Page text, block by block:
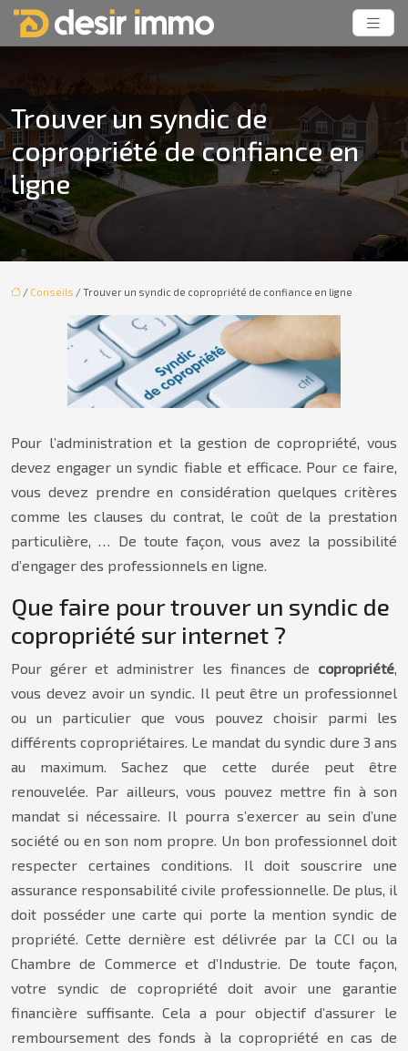
Trouver un syndic de
copropriété de confiance en
ligne
/ Conseils / Trouver un syndic de copropriété de confiance en ligne
Pour l’administration et la gestion de copropriété, vous
devez engager un syndic fiable et efficace. Pour ce faire,
vous devez prendre en considération quelques critères
comme les clauses du contrat, le coût de la prestation
particulière, … De toute façon, vous avez la possibilité
d’engager des professionnels en ligne.
Que faire pour trouver un syndic de
copropriété sur internet ?
Pour gérer et administrer les finances de copropriété,
vous devez avoir un syndic. Il peut être un professionnel
ou un particulier que vous pouvez choisir parmi les
différents copropriétaires. Le mandat du syndic dure 3 ans
au maximum. Sachez que cette durée peut être
renouvelée. Par ailleurs, vous pouvez mettre fin à son
mandat si nécessaire. Il pourra s’exercer au sein d’une
société ou en son nom propre. Un bon professionnel doit
respecter certaines conditions. Il doit souscrire une
assurance responsabilité civile professionnelle. De plus, il
doit posséder une carte qui porte la mention syndic de
propriété. Cette dernière est délivrée par la CCI ou la
Chambre de Commerce et d’Industrie. De toute façon,
votre syndic de copropriété doit avoir une garantie
financière suffisante. Cela a pour objectif d’assurer le
remboursement des fonds à la copropriété en cas de